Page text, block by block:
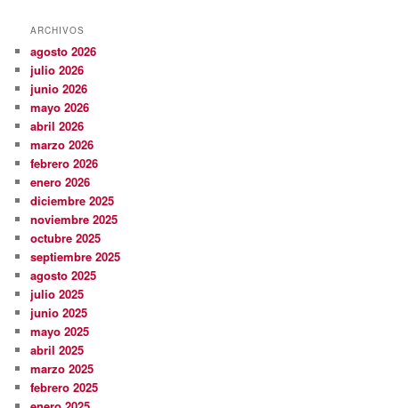
ARCHIVOS
agosto 2026
julio 2026
junio 2026
mayo 2026
abril 2026
marzo 2026
febrero 2026
enero 2026
diciembre 2025
noviembre 2025
octubre 2025
septiembre 2025
agosto 2025
julio 2025
junio 2025
mayo 2025
abril 2025
marzo 2025
febrero 2025